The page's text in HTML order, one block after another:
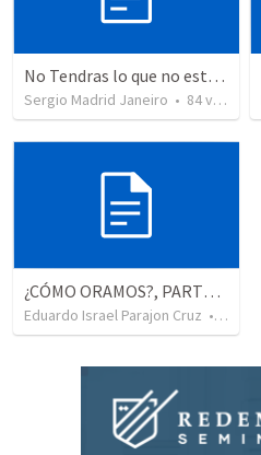
No Tendras lo que no estes dispuesto a luchar por ello.
Sergio Madrid Janeiro • 84views
¿CÓMO ORAMOS?, PARTE 9: ORACIÓN DE GRATITUD POR LA SALVACIÓN.
Eduardo Israel Parajon Cruz • 194